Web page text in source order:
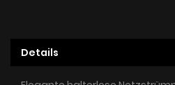
Details